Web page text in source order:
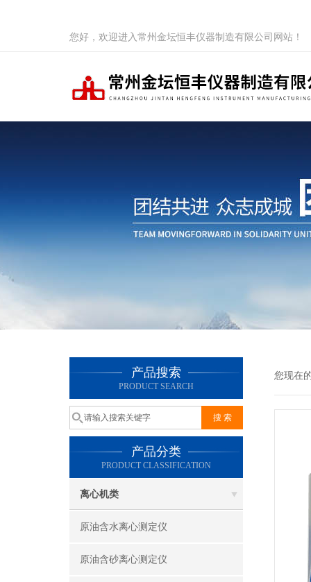
您好，欢迎进入常州金坛恒丰仪器制造有限公司网站！
产品搜索
PRODUCT SEARCH
产品分类
PRODUCT CLASSIFICATION
离心机类
原油含水离心测定仪
原油含砂离心测定仪
您现在